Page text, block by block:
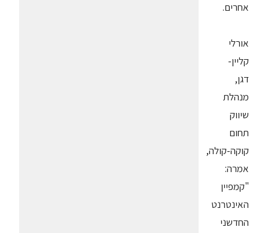
אחרים.
אורלי
קליין-
דגן,
מנהלת
שיווק
תחום
קוקה-קולה,
אמרה:
"קמפיין
האינטרנט
החדשני